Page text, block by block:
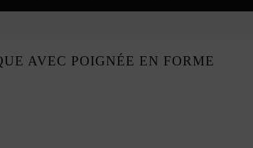
AVEC POIGNÉE EN FORME